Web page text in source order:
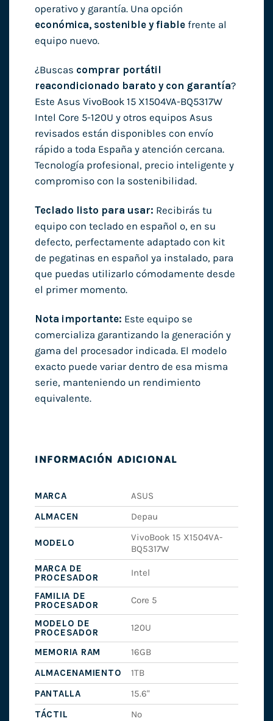
operativo y garantía. Una opción
económica, sostenible y fiablefrente al
equipo nuevo.
¿Buscas comprar portátil
reacondicionado barato y con garantía?
Este Asus VivoBook 15 X1504VA-BQ5317W
Intel Core 5-120U y otros equipos Asus
revisados están disponibles con envío
rápido a toda España y atención cercana.
Tecnología profesional, precio inteligente y
compromiso con la sostenibilidad.
Teclado listo para usar: Recibirás tu
equipo con teclado en español o, en su
defecto, perfectamente adaptado con kit
de pegatinas en español ya instalado, para
que puedas utilizarlo cómodamente desde
el primer momento.
Nota importante: Este equipo se
comercializa garantizando la generación y
gama del procesador indicada. El modelo
exacto puede variar dentro de esa misma
serie, manteniendo un rendimiento
equivalente.
INFORMACIÓN ADICIONAL
MARCA
ASUS
ALMACEN
Depau
MODELO
VivoBook 15 X1504VA-
BQ5317W
MARCA DE
PROCESADOR
Intel
FAMILIA DE
PROCESADOR
Core 5
MODELO DE
PROCESADOR
120U
MEMORIA RAM
16GB
ALMACENAMIENTO
1TB
PANTALLA
15.6"
TÁCTIL
No